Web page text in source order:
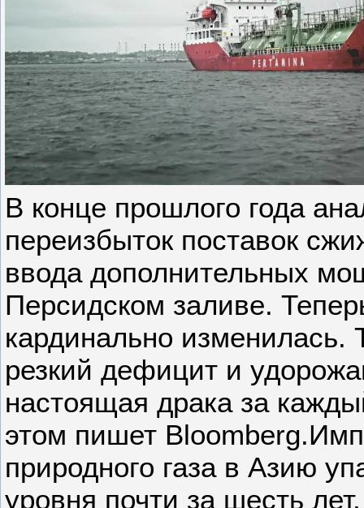
В конце прошлого года
переизбыток поставок
ввода дополнительных
Персидском заливе.
кардинально изменилась.
резкий дефицит и
настоящая драка за
этом пишет
природного газа в Азию
уровня почти за шесть